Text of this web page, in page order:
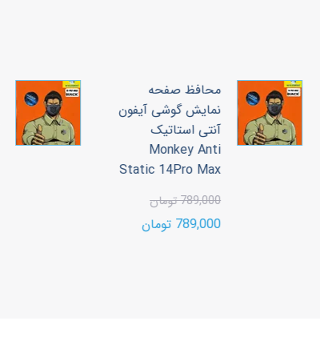
محافظ صفحه
نمایش گوشی آیفون
آنتی استاتیک
Monkey Anti
Static 14Pro Max
789,000 تومان
789,000 تومان